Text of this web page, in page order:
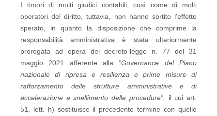
I timori di molti giudici contabili, così come di molti
operatori del diritto, tuttavia, non hanno sortito l’effetto
sperato, in quanto la disposizione che comprime la
responsabilità amministrativa è stata ulteriormente
prorogata ad opera del decreto-legge n. 77 del 31
maggio 2021 afferente alla ”Governance del Piano
nazionale di ripresa e resilienza e prime misure di
rafforzamento delle strutture amministrative e di
accelerazione e snellimento delle procedure”,
il cui art.
51, lett. h) sostituisce il precedente termine con quello